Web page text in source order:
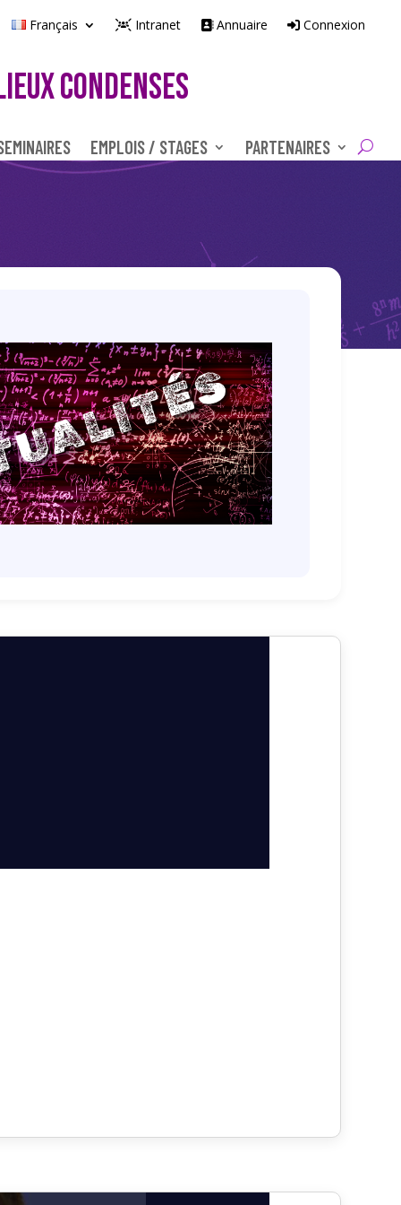
Français Intranet Annuaire Connexion
CONDENSES
EMPLOIS / STAGES PARTENAIRES